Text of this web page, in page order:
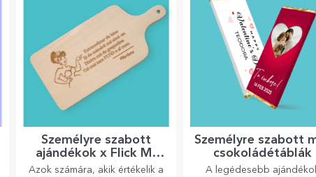
Személyre szabott
ajándékok x Flick Mr
Rima
Azok számára, akik értékelik a
Személyre szabott
csokoládétáblák
A legédesebb